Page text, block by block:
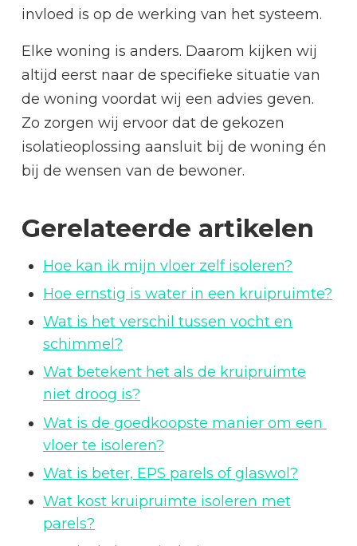
invloed is op de werking van het systeem.
Elke woning is anders. Daarom kijken wij
altijd eerst naar de specifieke situatie van
de woning voordat wij een advies geven.
Zo zorgen wij ervoor dat de gekozen
isolatieoplossing aansluit bij de woning én
bij de wensen van de bewoner.
Gerelateerde artikelen
Hoe kan ik mijn vloer zelf isoleren?
Hoe ernstig is water in een kruipruimte?
Wat is het verschil tussen vocht en
schimmel?
Wat betekent het als de kruipruimte
niet droog is?
Wat is de goedkoopste manier om een ​​
vloer te isoleren?
Wat is beter, EPS parels of glaswol?
Wat kost kruipruimte isoleren met
parels?